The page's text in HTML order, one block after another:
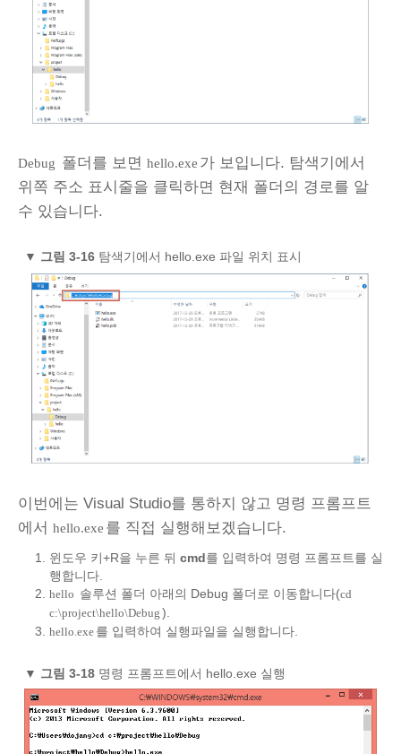
Debug 폴더를 보면 hello.exe 가 보입니다. 탐색기에서
위쪽 주소 표시줄을 클릭하면 현재 폴더의 경로를 알
수 있습니다.
▼ 그림 3‑16 탐색기에서 hello.exe 파일 위치 표시
이번에는 Visual Studio를 통하지 않고 명령 프롬프트
에서 hello.exe 를 직접 실행해보겠습니다.
윈도우 키+R을 누른 뒤 cmd를 입력하여 명령 프롬프트를 실
행합니다.
hello 솔루션 폴더 아래의 Debug 폴더로 이동합니다(cd
c:\project\hello\Debug ).
hello.exe 를 입력하여 실행파일을 실행합니다.
▼ 그림 3‑18 명령 프롬프트에서 hello.exe 실행